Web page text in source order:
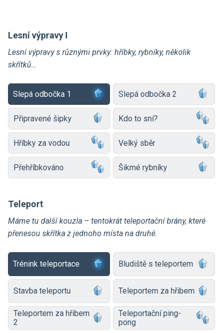
Lesní výpravy I
Lesní výpravy s různými prvky: hříbky, rybníky, několik
skřítků…
Slepá odbočka 1 Slepá odbočka 2
Připravené šipky Kdo to sní?
Hříbky za vodou Velký sběr
Přehříbkováno Šikmé rybníky
Teleport
Máme tu další kouzla – tentokrát teleportační brány, které
přenesou skřítka z jednoho místa na druhé.
Trénink teleportace Bludiště s teleportem
Stavba teleportu Teleportem za hřibem
Teleportem za hřibem
2
Teleportační ping-
pong